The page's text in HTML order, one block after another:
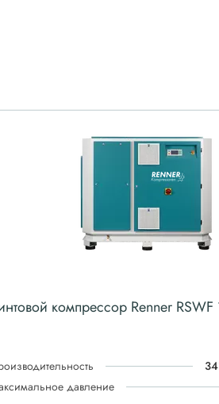
компрессор Renner
давление